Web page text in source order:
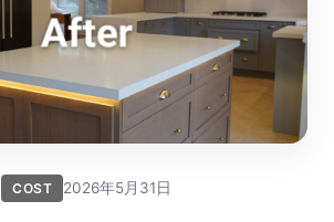
COST 2026年5月31日